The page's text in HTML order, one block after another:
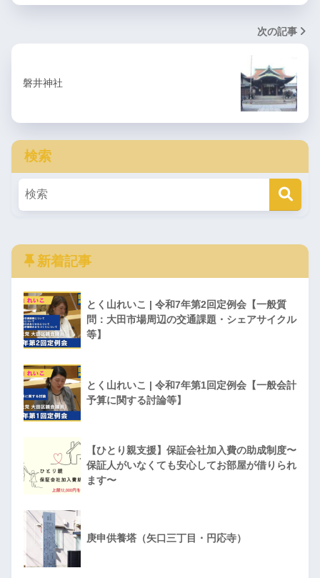
次の記事
磐井神社
検索
新着記事
とく山れいこ | 令和7年第2回定例会【一般質
問：大田市場周辺の交通課題・シェアサイクル
等】
とく山れいこ | 令和7年第1回定例会【一般会計
予算に関する討論等】
【ひとり親支援】保証会社加入費の助成制度〜
保証人がいなくても安心してお部屋が借りられ
ます〜
庚申供養塔（矢口三丁目・円応寺）